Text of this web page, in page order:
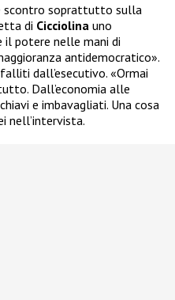
scontro soprattutto sulla
di Cicciolina uno
potere nelle mani di
antidemocratico».
dall’esecutivo. «Ormai
Dall’economia alle
e imbavagliati. Una cosa
nell’intervista.